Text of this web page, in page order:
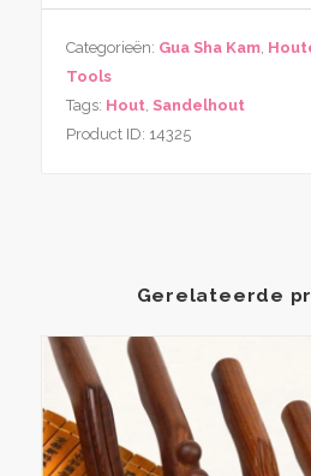
aantal
Categorieën: Gua Sha Kam,
Tools
Tags: Hout, Sandelhout
Product ID: 14325
Gerelateerde